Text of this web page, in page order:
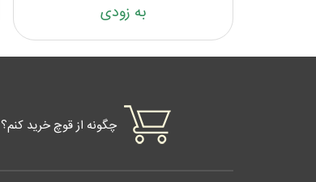
به زودی
چگونه از قوچ خرید کنم؟